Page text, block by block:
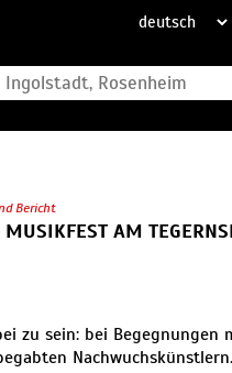
Bericht
AM
zu sein: bei
Nach­wuchs­künstlern.